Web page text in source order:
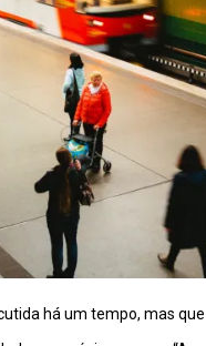
há um tempo, mas